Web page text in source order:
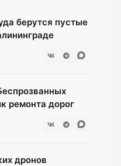
берутся пустые
ремонта дорог
дронов